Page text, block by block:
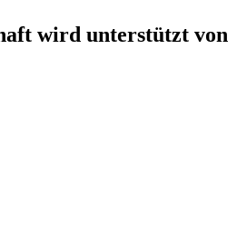
wird unterstützt von